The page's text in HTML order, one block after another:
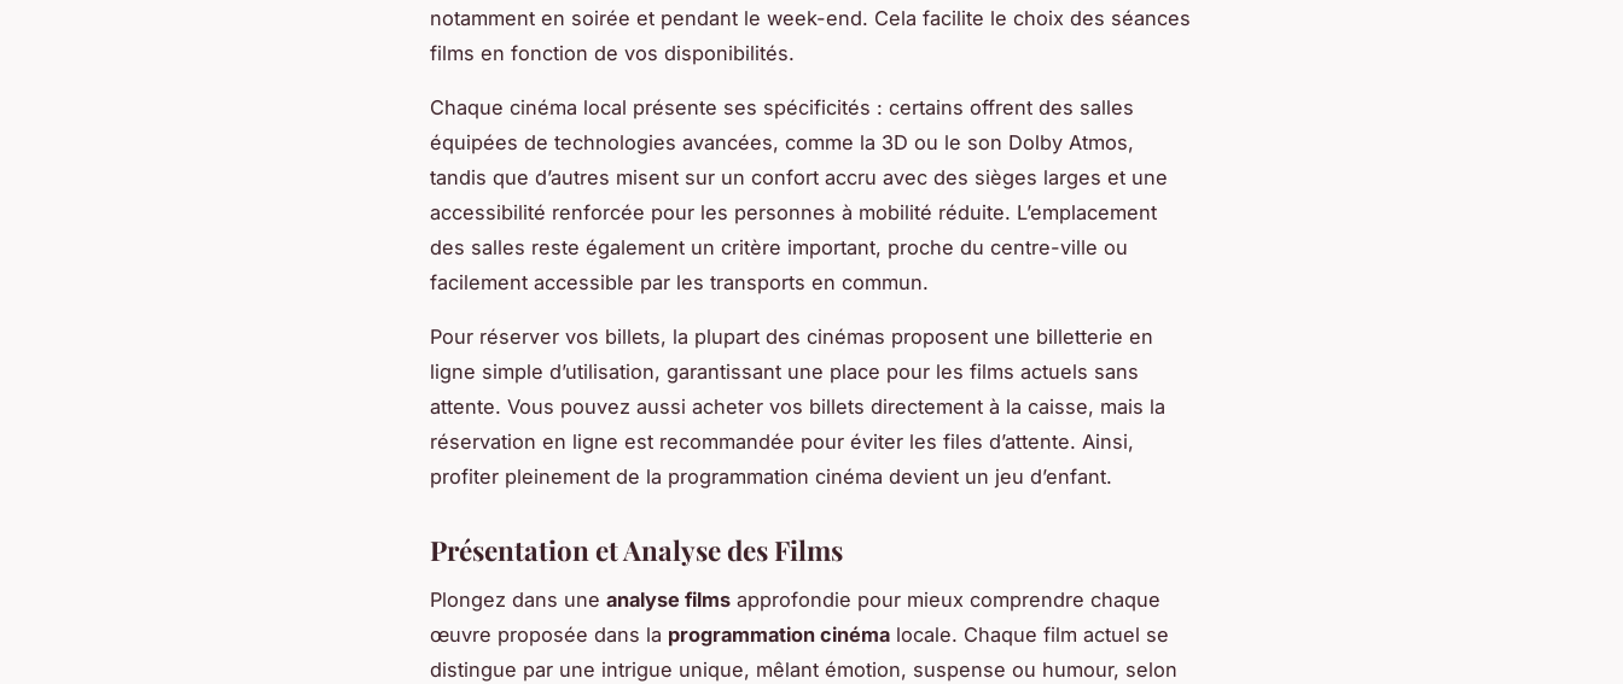
notamment en soirée et pendant le week-end. Cela facilite le choix des séances
films en fonction de vos disponibilités.
Chaque cinéma local présente ses spécificités : certains offrent des salles
équipées de technologies avancées, comme la 3D ou le son Dolby Atmos,
tandis que d’autres misent sur un confort accru avec des sièges larges et une
accessibilité renforcée pour les personnes à mobilité réduite. L’emplacement
des salles reste également un critère important, proche du centre-ville ou
facilement accessible par les transports en commun.
Pour réserver vos billets, la plupart des cinémas proposent une billetterie en
ligne simple d’utilisation, garantissant une place pour les films actuels sans
attente. Vous pouvez aussi acheter vos billets directement à la caisse, mais la
réservation en ligne est recommandée pour éviter les files d’attente. Ainsi,
profiter pleinement de la programmation cinéma devient un jeu d’enfant.
Présentation et Analyse des Films
Plongez dans une analyse films approfondie pour mieux comprendre chaque
œuvre proposée dans la programmation cinéma locale. Chaque film actuel se
distingue par une intrigue unique, mêlant émotion, suspense ou humour, selon